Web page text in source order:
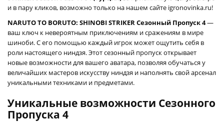
и в пару кликов, возможно только на нашем сайте igronovinka.ru!
NARUTO TO BORUTO: SHINOBI STRIKER Сезонный Пропуск 4—
ваш ключ к невероятным приключениям и сражениям в мире
шиноби. С его помощью каждый игрок может ощутить себя в
роли настоящего ниндзя. Этот сезонный пропуск открывает
новые возможности для вашего аватара, позволяя обучаться у
величайших мастеров искусству ниндзя и наполнять свой арсенал
уникальными техниками и предметами.
Уникальные возможности Сезонного
Пропуска 4